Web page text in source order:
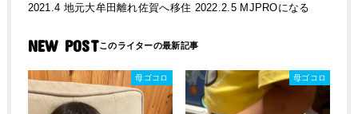
2021.4 地元大牟田離れ佐賀へ移住 2022.2.5 MJPROになる
NEW POST
母ゴコロ 母ゴコロ